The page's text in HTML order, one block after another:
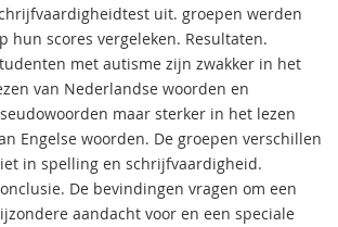
uit. groepen werden
hun scores vergeleken. Resultaten.
met autisme zijn zwakker in het
van Nederlandse woorden en
maar sterker in het lezen
Engelse woorden. De groepen verschillen
in spelling en schrijfvaardigheid.
De bevindingen vragen om een
aandacht voor en een speciale